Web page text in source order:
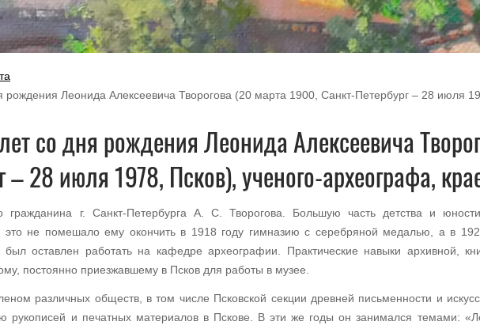
рождения Леонида Алексеевича Творогова (20 марта 1900, Санкт-Петербург – 28 июля
со дня рождения Леонида Алексеевича
– 28 июля 1978, Псков), ученого-археографа,
гражданина г. Санкт-Петербурга А. С. Творогова. Большую часть детства и
это не помешало ему окончить в 1918 году гимназию с серебряной медалью, а в
оставлен работать на кафедре археографии. Практические навыки архивной,
постоянно приезжавшему в Псков для работы в музее.
различных обществ, в том числе Псковской секции древней письменности и
рукописей и печатных материалов в Пскове. В эти же годы он занимался темами: